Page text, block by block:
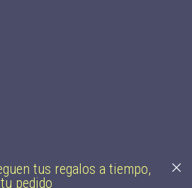
tus regalos a tiempo,
pedido